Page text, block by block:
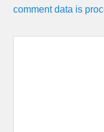
comment data is